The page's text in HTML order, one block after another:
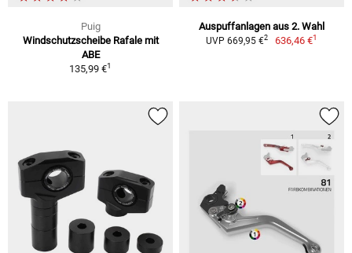
Puig
Windschutzscheibe Rafale mit
ABE
135,99 €1
Auspuffanlagen aus 2. Wahl
UVP 669,95 €2 636,46 €1